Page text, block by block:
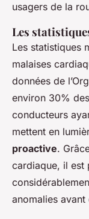
usagers de la
Les
Les statistiques
malaises
données de
environ 30%
conducteurs
mettent en
proactive.
cardiaque, il est
anomalies avant